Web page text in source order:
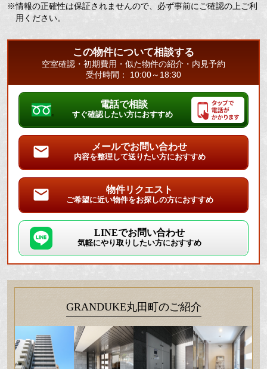
※情報の正確性は保証されませんので、必ず事前にご確認の上ご利
用ください。
この物件について相談する
空室確認・初期費用・似た物件の紹介・内見予約
受付時間： 10:00～18:30
電話で相談
すぐ確認したい方におすすめ
メールでお問い合わせ
内容を整理して送りたい方におすすめ
物件リクエスト
ご希望に近い物件をお探しの方におすすめ
LINEでお問い合わせ
気軽にやり取りしたい方におすすめ
GRANDUKE丸田町のご紹介